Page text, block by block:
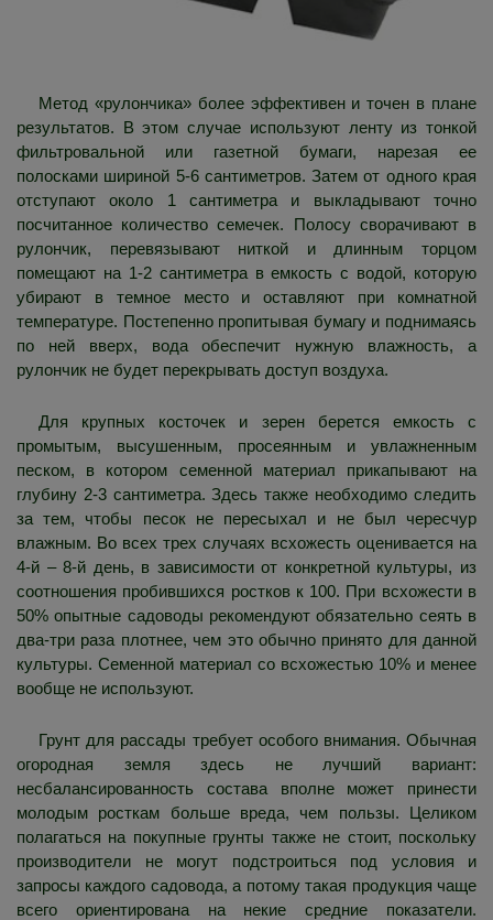
Метод «рулончика» более эффективен и точен в плане
результатов. В этом случае используют ленту из тонкой
фильтровальной или газетной бумаги, нарезая ее
полосками шириной 5-6 сантиметров. Затем от одного края
отступают около 1 сантиметра и выкладывают точно
посчитанное количество семечек. Полосу сворачивают в
рулончик, перевязывают ниткой и длинным торцом
помещают на 1-2 сантиметра в емкость с водой, которую
убирают в темное место и оставляют при комнатной
температуре. Постепенно пропитывая бумагу и поднимаясь
по ней вверх, вода обеспечит нужную влажность, а
рулончик не будет перекрывать доступ воздуха.
Для крупных косточек и зерен берется емкость с
промытым, высушенным, просеянным и увлажненным
песком, в котором семенной материал прикапывают на
глубину 2-3 сантиметра. Здесь также необходимо следить
за тем, чтобы песок не пересыхал и не был чересчур
влажным. Во всех трех случаях всхожесть оценивается на
4-й – 8-й день, в зависимости от конкретной культуры, из
соотношения пробившихся ростков к 100. При всхожести в
50% опытные садоводы рекомендуют обязательно сеять в
два-три раза плотнее, чем это обычно принято для данной
культуры. Семенной материал со всхожестью 10% и менее
вообще не используют.
Грунт для рассады требует особого внимания. Обычная
огородная земля здесь не лучший вариант:
несбалансированность состава вполне может принести
молодым росткам больше вреда, чем пользы. Целиком
полагаться на покупные грунты также не стоит, поскольку
производители не могут подстроиться под условия и
запросы каждого садовода, а потому такая продукция чаще
всего ориентирована на некие средние показатели.